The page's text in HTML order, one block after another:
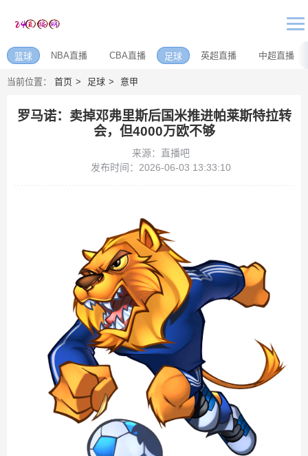
篮球 NBA直播 CBA直播 足球 英超直播 中超直播
当前位置： 首页 足球 意甲
罗马诺：卖掉邓弗里斯后国米推进帕莱斯特拉转
会，但4000万欧不够
来源：直播吧
发布时间：2026-06-03 13:33:10